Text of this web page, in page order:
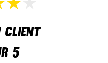
client
5